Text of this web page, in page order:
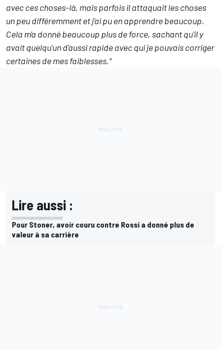
avec ces choses-là, mais parfois il attaquait les choses
un peu différemment et j'ai pu en apprendre beaucoup.
Cela m'a donné beaucoup plus de force, sachant qu'il y
avait quelqu'un d'aussi rapide avec qui je pouvais corriger
certaines de mes faiblesses."
Lire aussi :
Pour Stoner, avoir couru contre Rossi a donné plus de
valeur à sa carrière